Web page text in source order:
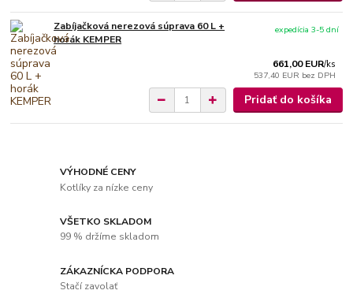
Zabíjačková nerezová súprava 60 L +
horák KEMPER
661,00 EUR/ks
537,40 EUR bez DPH
expedícia 3-5 dní
Pridať do košíka
VÝHODNÉ CENY
Kotlíky za nízke ceny
VŠETKO SKLADOM
99 % držíme skladom
ZÁKAZNÍCKA PODPORA
Stačí zavolať